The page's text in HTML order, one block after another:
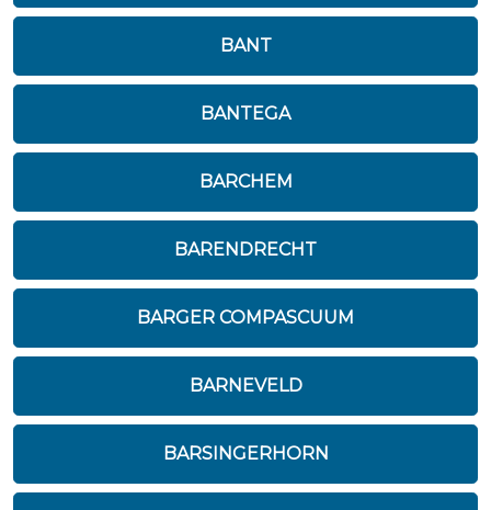
BANT
BANTEGA
BARCHEM
BARENDRECHT
BARGER COMPASCUUM
BARNEVELD
BARSINGERHORN